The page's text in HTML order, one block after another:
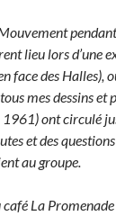
lieu lors d’une
face des Halles),
mes dessins
ont circulé
et des
au groupe.
La